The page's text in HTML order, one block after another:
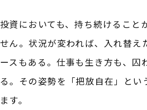
投資においても、持ち続けること
せん。状況が変われば、入れ替え
ースもある。仕事も生き方も、囚
る。その姿勢を「把放自在」とい
ます。